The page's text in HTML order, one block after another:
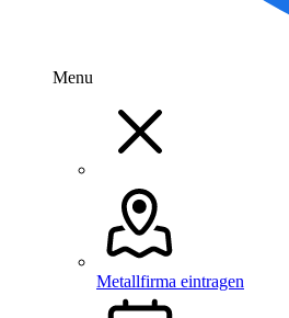
Menu
Metallfirma eintragen